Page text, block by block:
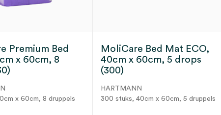
Premium Bed
x 60cm, 8
x 60cm, 8 druppels
MoliCare Bed Mat ECO, ​
40cm x 60cm, 5 drops
(300)
HARTMANN
300 stuks, 40cm x 60cm, 5 druppels